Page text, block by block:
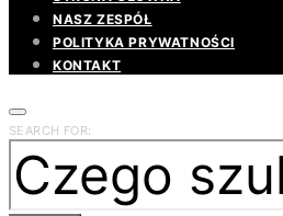
NASZ ZESPÓŁ
POLITYKA PRYWATNOŚCI
KONTAKT
SEARCH FOR: